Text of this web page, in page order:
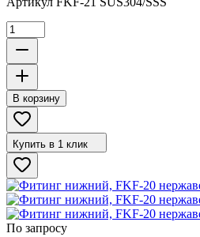
В корзину
Купить в 1 клик
По запросу